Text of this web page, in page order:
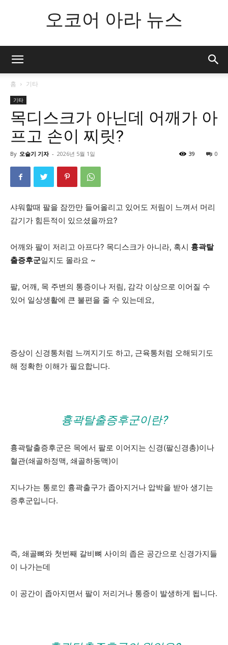
오코어 아라 뉴스
홈 기타
기타
목디스크가 아닌데 어깨가 아
프고 손이 찌릿?
By 오슬기 기자 - 2026년 5월 1일 0
39
샤워할때 팔을 잠깐만 들어올리고 있어도 저림이 느껴서 머리
감기가 힘든적이 있으셨을까요?
어깨와 팔이 저리고 아프다? 목디스크가 아니라, 혹시 흉곽탈
출증후군일지도 몰라요 ~
팔, 어깨, 목 주변의 통증이나 저림, 감각 이상으로 이어질 수
있어 일상생활에 큰 불편을 줄 수 있는데요,
증상이 신경통처럼 느껴지기도 하고, 근육통처럼 오해되기도
해 정확한 이해가 필요합니다.
흉곽탈출증후군이란?
흉곽탈출증후군은 목에서 팔로 이어지는 신경(팔신경총)이나
혈관(쇄골하정맥, 쇄골하동맥)이
지나가는 통로인 흉곽출구가 좁아지거나 압박을 받아 생기는
증후군입니다.
즉, 쇄골뼈와 첫번째 갈비뼈 사이의 좁은 공간으로 신경가지들
이 나가는데
이 공간이 좁아지면서 팔이 저리거나 통증이 발생하게 됩니다.